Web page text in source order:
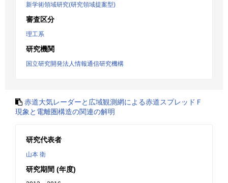
新学術領域研究(研究領域提案型)
審査区分
理工系
研究機関
国立研究開発法人情報通信研究機構
赤道大気レーダーと広域観測網による赤道スプレッドＦ
現象と電離圏構造の関連の解明
研究代表者
山本 衛
研究期間 (年度)